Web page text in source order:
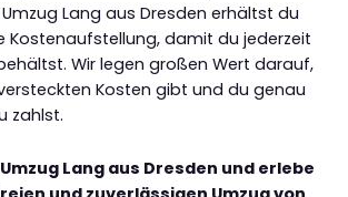
Umzug Lang aus Dresden erhältst du
Kostenaufstellung, damit du jederzeit
Wir legen großen Wert darauf,
Kosten gibt und du genau
zahlst.
Lang aus Dresden und erlebe